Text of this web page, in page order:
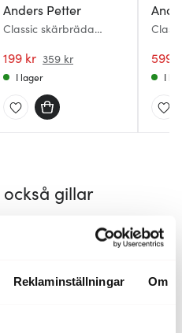
Reklaminställningar Om
Anders Petter
Classic skärbräda
199 kr 359 kr
I lager
cm
599
I
också gillar
30%